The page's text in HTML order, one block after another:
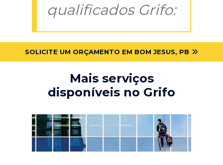
qualificados Grifo:
SOLICITE UM ORÇAMENTO EM BOM JESUS, PB
Mais serviços
disponíveis no Grifo